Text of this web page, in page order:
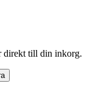
direkt till din inkorg.